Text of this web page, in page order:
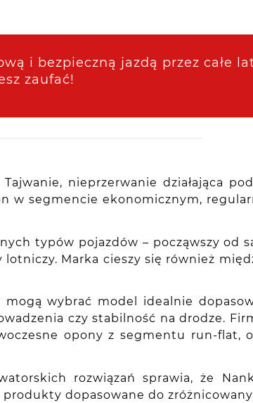
i bezpieczną jazdą przez całe
zaufać!
nieprzerwanie działająca
w segmencie ekonomicznym,
typów pojazdów – począwszy od
Marka cieszy się również
wybrać model idealnie
czy stabilność na drodze.
opony z segmentu run-flat,
rozwiązań sprawia, że
dopasowane do